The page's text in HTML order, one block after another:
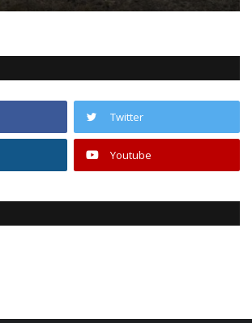
Twitter
Youtube